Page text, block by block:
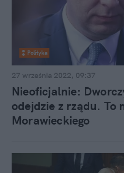
Polityka
27 września 2022, 09:37
Nieoficjalnie:
odejdzie z rządu. To
Morawieckiego